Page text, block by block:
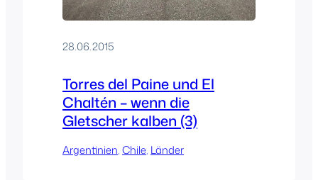
28.06.2015
Torres del Paine und El
Chaltén – wenn die
Gletscher kalben (3)
Argentinien, Chile, Länder